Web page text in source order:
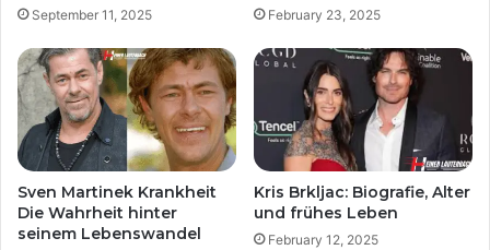
September 11, 2025 February 23, 2025
Sven Martinek Krankheit
Die Wahrheit hinter
seinem Lebenswandel
Kris Brkljac: Biografie, Alter
und frühes Leben
February 12, 2025